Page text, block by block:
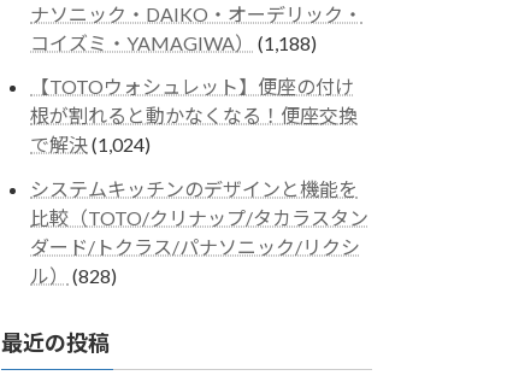
ナソニック・DAIKO・オーデリック・
コイズミ・YAMAGIWA）
(1,188)
【TOTOウォシュレット】便座の付け
根が割れると動かなくなる！便座交換
で解決(1,024)
システムキッチンのデザインと機能を
比較（TOTO/クリナップ/タカラスタン
ダード/トクラス/パナソニック/リクシ
ル）
(828)
最近の投稿